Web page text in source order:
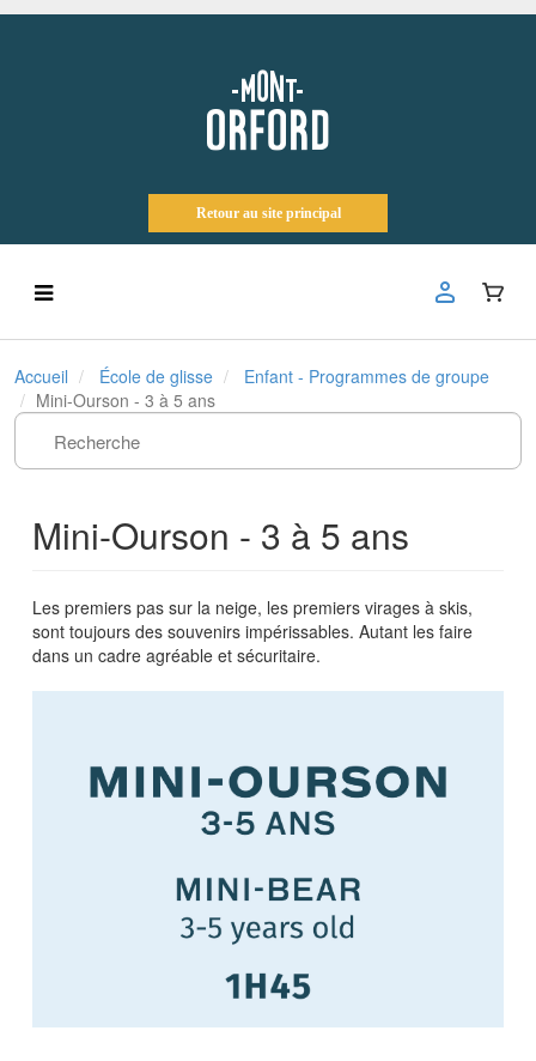
Retour au site principal
Accueil École de glisse
Enfant - Programmes de groupe
Mini-Ourson - 3 à 5 ans
Mini-Ourson - 3 à 5 ans
Les premiers pas sur la neige, les premiers virages à skis,
sont toujours des souvenirs impérissables. Autant les faire
dans un cadre agréable et sécuritaire.